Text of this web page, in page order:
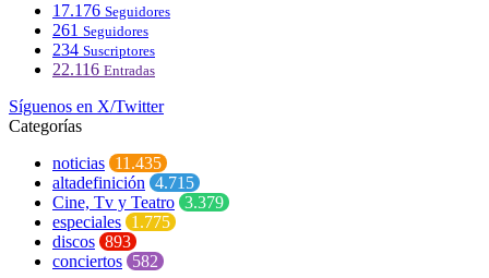
17.176 Seguidores
261 Seguidores
234 Suscriptores
22.116 Entradas
Síguenos en X/Twitter
Categorías
noticias 11.435
altadefinición 4.715
Cine, Tv y Teatro 3.379
especiales 1.775
discos 893
conciertos 582